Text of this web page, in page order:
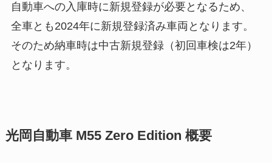
自動車への入庫時に新規登録が必要となるため、
全車とも2024年に新規登録済み車両となります。
そのため納車時は中古新規登録（初回車検は2年）
となります。
光岡自動車 M55 Zero Edition 概要